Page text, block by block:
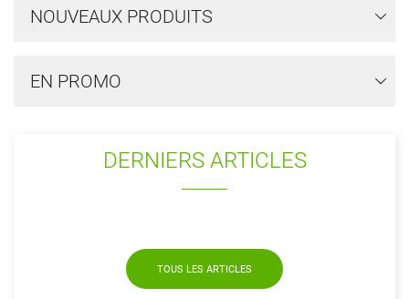
NOUVEAUX PRODUITS
EN PROMO
DERNIERS ARTICLES
TOUS LES ARTICLES